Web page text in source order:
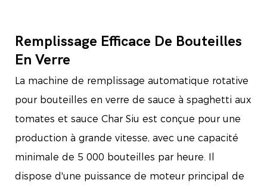
Remplissage Efficace De Bouteilles
En Verre
La machine de remplissage automatique rotative
pour bouteilles en verre de sauce à spaghetti aux
tomates et sauce Char Siu est conçue pour une
production à grande vitesse, avec une capacité
minimale de 5 000 bouteilles par heure. Il
dispose d'une puissance de moteur principal de